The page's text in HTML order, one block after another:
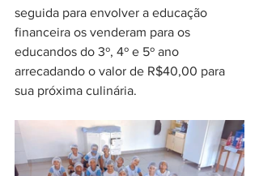
seguida para envolver a educação
financeira os venderam para os
educandos do 3º, 4º e 5º ano
arrecadando o valor de R$40,00 para
sua próxima culinária.